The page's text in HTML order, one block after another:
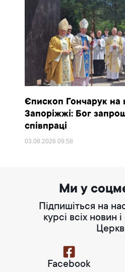
Єпископ Гончарук на
Запоріжжі: Бог
співпраці
03.08.202609:58
Ми у
Підпишіться на
курсі всіх новин
Facebook